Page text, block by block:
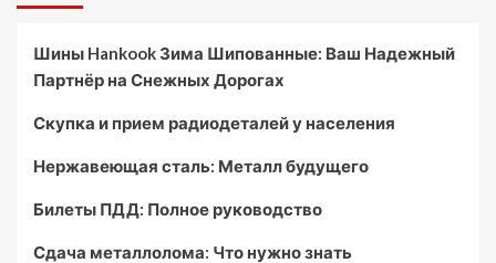
Шины Hankook Зима Шипованные: Ваш Надежный
Партнёр на Снежных Дорогах
Скупка и прием радиодеталей у населения
Нержавеющая сталь: Металл будущего
Билеты ПДД: Полное руководство
Сдача металлолома: Что нужно знать